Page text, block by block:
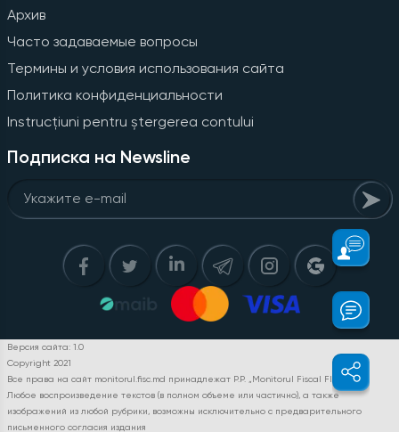
Архив
Часто задаваемые вопросы
Термины и условия использования сайта
Политика конфиденциальности
Instrucțiuni pentru ștergerea contului
Подписка на Newsline
Версия сайта: 1.0
Copyright 2021
Все права на сайт monitorul.fisc.md принадлежат P.P. „Monitorul Fiscal FISC.MD”.
Любое воспроизведение текстов (в полном объеме или частично), а также
изображений из любой рубрики, возможны исключительно с предварительного
письменного согласия издания